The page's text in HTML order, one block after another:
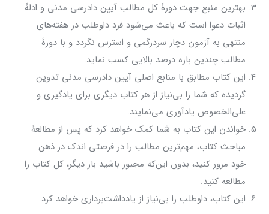
بهترین منبع جهت دورۀ کل مطالب آیین دادرسی مدنی و ادلۀ
اثبات دعوا است که باعث می‌شود فرد داوطلب در هفته‌های
منتهی به آزمون دچار سردرگمی و استرس نگردد و با دورۀ
مطالب چندین باره درصد بالایی کسب نماید.
این کتاب مطابق با منابع اصلی آیین دادرسی مدنی تدوین
گردیده که شما را بی‌نیاز از هر کتاب دیگری برای یادگیری و
علی‌الخصوص یادآوری می‌نمایند.
خواندن این کتاب به شما کمک خواهد کرد که پس از مطالعۀ
مباحث کتاب، مهم‌ترین مطالب را در فرصتی اندک در ذهن
خود مرور کنید، بدون این‌که مجبور باشید بار دیگر، کل کتاب را
مطالعه کنید.
این کتاب، داوطلب را بی‌نیاز از یادداشت‌برداری خواهد کرد.